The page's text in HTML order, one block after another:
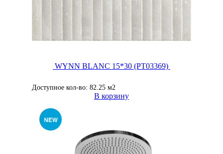
WYNN BLANC 15*30 (PT03369)
Доступное кол-во: 82.25 м2
В корзину